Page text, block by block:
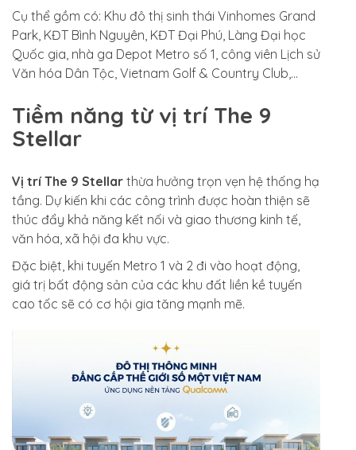
Cụ thể gồm có: Khu đô thị sinh thái Vinhomes Grand
Park, KĐT Bình Nguyên, KĐT Đại Phú, Làng Đại học
Quốc gia, nhà ga Depot Metro số 1, công viên Lịch sử
Văn hóa Dân Tộc, Vietnam Golf & Country Club,…
Tiềm năng từ vị trí The 9
Stellar
Vị trí The 9 Stellar thừa hưởng trọn vẹn hệ thống hạ
tầng. Dự kiến khi các công trình được hoàn thiện sẽ
thúc đẩy khả năng kết nối và giao thương kinh tế,
văn hóa, xã hội đa khu vực.
Đặc biệt, khi tuyến Metro 1 và 2 đi vào hoạt động,
giá trị bất động sản của các khu đất liền kề tuyến
cao tốc sẽ có cơ hội gia tăng mạnh mẽ.